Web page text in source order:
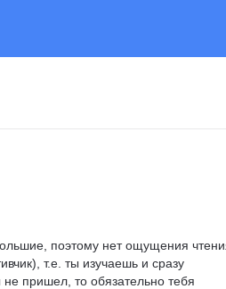
поэтому нет ощущения
т.е. ты изучаешь и сразу
пришел, то обязательно тебя